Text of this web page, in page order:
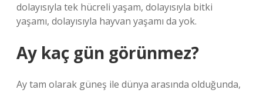
dolayısıyla tek hücreli yaşam, dolayısıyla bitki
yaşamı, dolayısıyla hayvan yaşamı da yok.
Ay kaç gün görünmez?
Ay tam olarak güneş ile dünya arasında olduğunda,